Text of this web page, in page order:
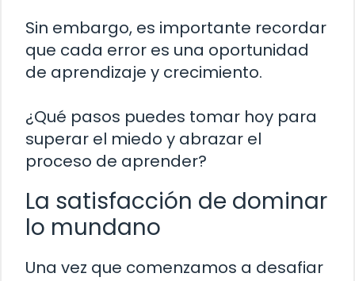
Sin embargo, es importante recordar
que cada error es una oportunidad
de aprendizaje y crecimiento.
¿Qué pasos puedes tomar hoy para
superar el miedo y abrazar el
proceso de aprender?
La satisfacción de dominar
lo mundano
Una vez que comenzamos a desafiar